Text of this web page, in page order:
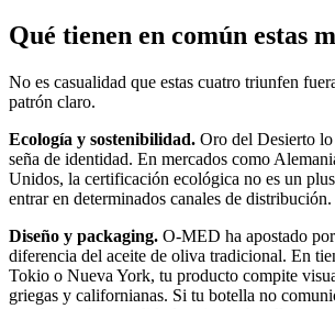
Qué tienen en común estas
No es casualidad que estas cuatro triunfen
patrón claro.
Ecología y sostenibilidad. Oro del Desierto
seña de identidad. En mercados como
Unidos, la certificación ecológica no es un
entrar en determinados canales de distribución.
Diseño y packaging. O-MED ha apostado
diferencia del aceite de oliva tradicional. En
Tokio o Nueva York, tu producto compite
griegas y californianas. Si tu botella no